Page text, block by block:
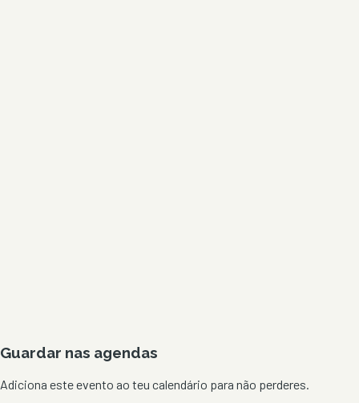
Guardar nas agendas
Adiciona este evento ao teu calendário para não perderes.